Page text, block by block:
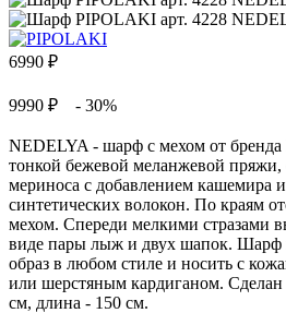
6990 ₽
9990 ₽ - 30%
NEDELYA - шарф с мехом от
тонкой бежевой меланжевой пряжи,
мериноса с добавлением кашемира
синтетических волокон. По краям
мехом. Спереди мелкими стразами
виде пары лыж и двух шапок. Шарф
образ в любом стиле и носить с
или шерстяным кардиганом.
см, длина - 150 см.